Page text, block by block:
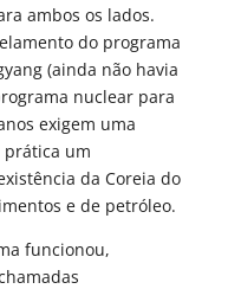
ambos os lados.
do programa
(ainda não havia
nuclear para
exigem uma
prática um
da Coreia do
e de petróleo.
funcionou,